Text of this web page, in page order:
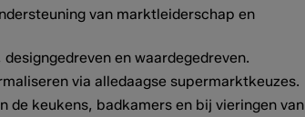
van marktleiderschap en
en waardegedreven.
via alledaagse supermarktkeuzes.
de keukens, badkamers en bij vieringen van